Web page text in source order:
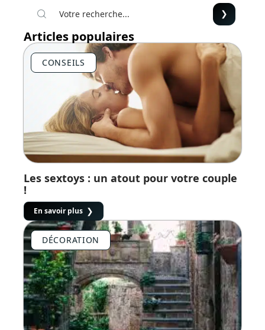
Articles populaires
CONSEILS
Les sextoys : un atout pour votre couple
!
En savoir plus
DÉCORATION